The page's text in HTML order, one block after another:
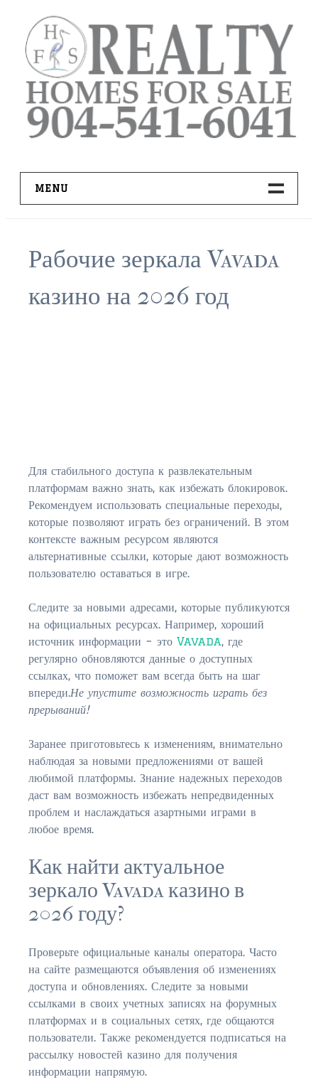
content
MENU
ADVANCED IDX SEARCH
$750,000 – $1,000,000
$2,000,000 -$3,000,000
$2,000,000 and up
JACKSONVILLE BEACH
$150,000-$350,000
$350,000 – $500,000
$750,000 – $1,000,000
$1,000,000 – $2,000,000
$2,000,000 and up
ST AUGUSTINE
$150,000 and under
$150,000 – $350,000
$500,000 – $750,000
$750,000 – $1,000,000
$2,000,000 and up
ST AUGUSTINE BEACH
$150,000 and down
$150,000 – $350,000
Рабочие зеркала Vavada
казино на 2026 год
Для стабильного доступа к развлекательным
платформам важно знать, как избежать блокировок.
Рекомендуем использовать специальные переходы,
которые позволяют играть без ограничений. В этом
контексте важным ресурсом являются
альтернативные ссылки, которые дают возможность
пользователю оставаться в игре.
Следите за новыми адресами, которые публикуются
на официальных ресурсах. Например, хороший
источник информации – это Vavada, где
регулярно обновляются данные о доступных
ссылках, что поможет вам всегда быть на шаг
впереди.Не упустите возможность играть без
прерываний!
Заранее приготовьтесь к изменениям, внимательно
наблюдая за новыми предложениями от вашей
любимой платформы. Знание надежных переходов
даст вам возможность избежать непредвиденных
проблем и наслаждаться азартными играми в
любое время.
Как найти актуальное
зеркало Vavada казино в
2026 году?
Проверьте официальные каналы оператора. Часто
на сайте размещаются объявления об изменениях
доступа и обновлениях. Следите за новыми
ссылками в своих учетных записях на форумных
платформах и в социальных сетях, где общаются
пользователи. Также рекомендуется подписаться на
рассылку новостей казино для получения
информации напрямую.